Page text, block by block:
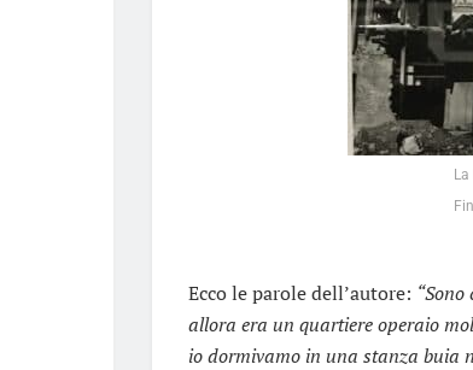
La
Ecco le parole dell’autore:
allora era un quartiere operaio
io dormivamo in una stanza buia